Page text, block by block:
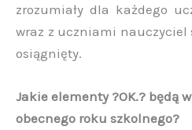
zrozumiały dla każdego
wraz z uczniami nauczyciel
osiągnięty.
Jakie elementy ?OK.? będą
obecnego roku szkolnego?